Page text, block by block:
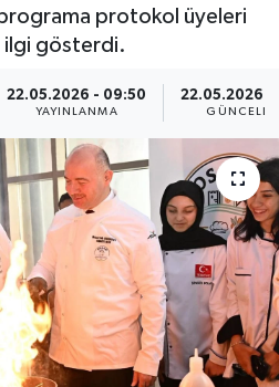
protokol üyeleri
ilgi gösterdi.
22.05.2026 - 09:50
YAYINLANMA
22.05.2026 -